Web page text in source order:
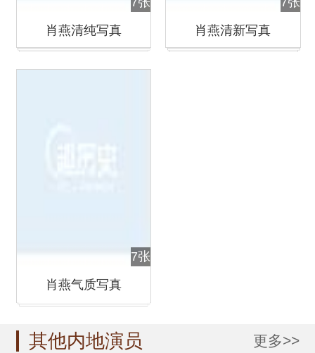
肖燕清纯写真
肖燕清新写真
7张
肖燕气质写真
其他内地演员 更多>>